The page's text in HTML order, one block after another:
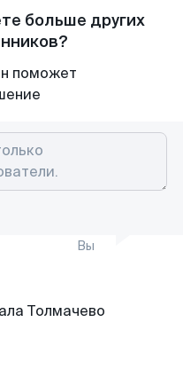
больше других
поможет
Вы